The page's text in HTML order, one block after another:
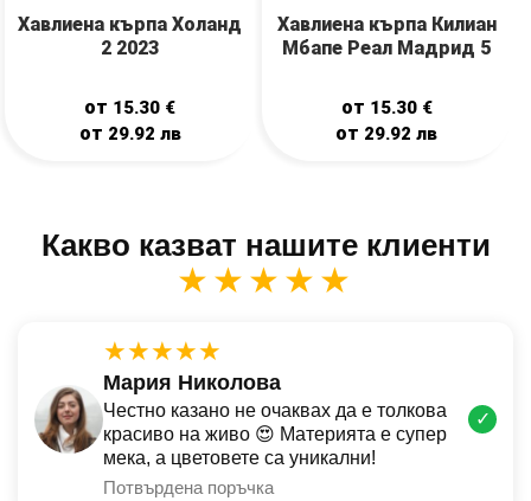
Хавлиена кърпа Холанд
2 2023
от 15.30 €
от 29.92 лв
Хавлиена кърпа Килиан
Мбапе Реал Мадрид 5
от 15.30 €
от 29.92лв
Какво казват нашите клиенти
★★★★★
★★★★★
Мария Николова
Честно казано не очаквах да е толкова
красиво на живо 😍 Материята е супер
мека, а цветовете са уникални!
Потвърдена поръчка
✓